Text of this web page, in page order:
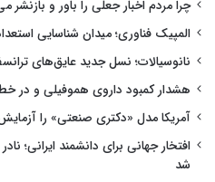
چرا مردم اخبار جعلی را باور و بازنشر
المپیک فناوری؛ میدان شناسایی
نانوسیالات؛ نسل جدید عایق‌های
هشدار کمبود داروی هموفیلی و در
آمریکا مدل «دکتری صنعتی» را
افتخار جهانی برای دانشمند ایرانی؛
شد